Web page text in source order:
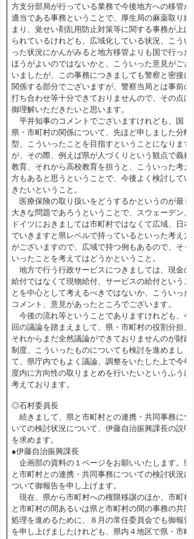
方支分部局が行っている業務で今後地方への移管が
適当である事務ということで、厚生局の麻薬取り締
まり、覚せい剤乱用防止対策等に関する事務が上げ
られているけれども、広域化している状況、こうい
った状況にかんがみると地方移管よりも国で行った
ほうがよいのではないかと、こういった意見がござ
いましたが、この事務につきましても警察と密接に
関係する部分でございますが、警察当局とは事前の
打ち合わせ等十分できておりませんので、その点は
御理解いただきたいと思います。
平井知事のコメントでございますけれども、国・
県・市町村の関係について、先ほど申しました分離
型、こういったことを目指すということになります
が、その際、例えば県が人づくりという観点で義務
教育、それから高校教育を担うと、こういった考え
方もあると思うということで、今後よく検討してい
きたいということ。
医療保険の取り扱いをどうするかというのが最も
大きな問題であろうということで、スウェーデン、
ドイツにおきましては市町村ではなくて広域、日本
でいきますと県レベルで持っているといった考え方
がございますので、広域で持つ例もあるので、そう
いったことを考えてはどうかということ。
地方で行う行政サービスにつきましては、現金の
給付ではなくて現物給付、サービスの給付というこ
とを中心として考えるべきではないか、こういった
コメント、意見があったところでございます。
今後の流れ等ということでありますけれども、今
回の議論を踏まえまして、県・市町村の役割分担、
それからまだ全然議論ができておりませんのが財政
制度、こういったものについても検討を進めまし
て、県庁内でもよく議論、調整をいたした上で今年
度内に方向性の取りまとめを行いたいというふうに
考えております。
◎石村委員長
続きまして、県と市町村との連携・共同事務につ
いての検討状況について、伊藤自治振興課長の説明
を求めます。
●伊藤自治振興課長
企画部の資料の１ページをお願いいたします。県
と市町村との連携・共同事務についての検討状況に
ついて御報告を申し上げます。
現在、県から市町村への権限移譲のほか、市町村
と市町村の間あるいは県と市町村の間の事務の共同
処理を進めるために、８月の常任委員会でも御報告
を申し上げましたけれども、県内４地区で県・市町